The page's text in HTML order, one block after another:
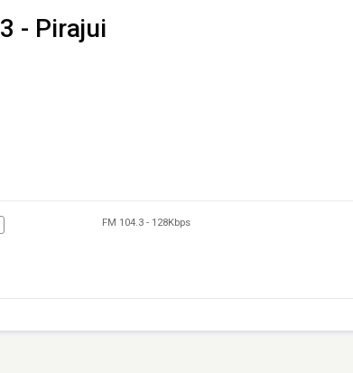
- Pirajui
FM 104.3 - 128Kbps